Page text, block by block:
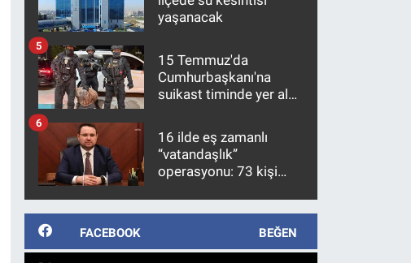
yaşanacak
15 Temmuz'da
Cumhurbaşkanı'na
suikast timinde yer alan
10 yıl sonra yakalandı
5
16 ilde eş zamanlı
“vatandaşlık”
operasyonu: 73 kişi
6
FACEBOOK BEĞEN